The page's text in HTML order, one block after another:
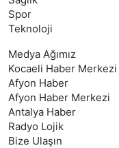
Spor
Teknoloji
Medya Ağımız
Kocaeli Haber Merkezi
Afyon Haber
Afyon Haber Merkezi
Antalya Haber
Radyo Lojik
Bize Ulaşın